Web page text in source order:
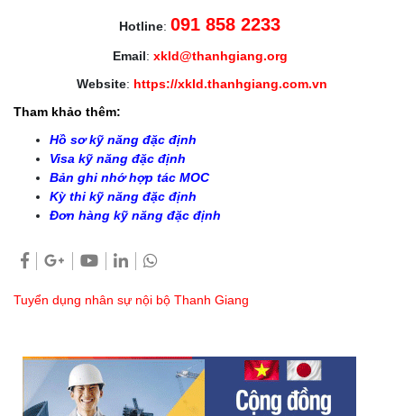
Hotline: 091 858 2233
Email: xkld@thanhgiang.org
Website: https://xkld.thanhgiang.com.vn
Tham khảo thêm:
Hồ sơ kỹ năng đặc định
Visa kỹ năng đặc định
Bản ghi nhớ hợp tác MOC
Kỳ thi kỹ năng đặc định
Đơn hàng kỹ năng đặc định
Tuyển dụng nhân sự nội bộ Thanh Giang